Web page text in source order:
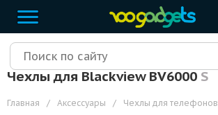
Чехлы для Blackview BV6000S
Главная / Аксессуары / Чехлы для телефонов